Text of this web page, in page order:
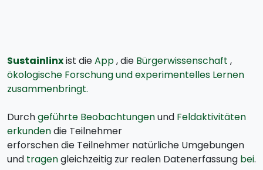
Sustainlinxist dieApp, die Bürgerwissenschaft ,
ökologische Forschung und experimentelles Lernen
zusammenbringt.
Durchgeführte Beobachtungenund Feldaktivitäten
erkundendie Teilnehmer
erforschen die Teilnehmer natürliche Umgebungen
und tragengleichzeitig zur realen Datenerfassung bei.